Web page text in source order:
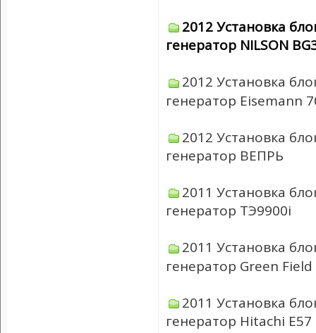
2012 Установка
генератор NILSON
2012 Установка
генератор Eisemann
2012 Установка
генератор ВЕПРЬ
2011 Установка
генератор ТЭ9900i
2011 Установка
генератор Green Field
2011 Установка
генератор Hitachi E57